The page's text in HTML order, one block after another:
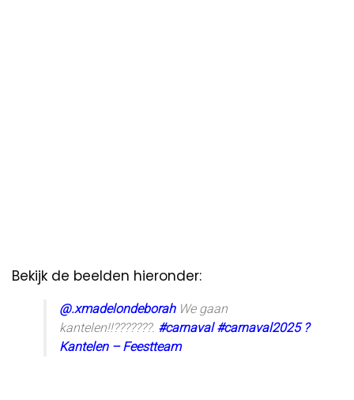
Bekijk de beelden hieronder:
@.xmadelondeborahWe gaan
kantelen!!???????. #carnaval #carnaval2025 ?
Kantelen – Feestteam